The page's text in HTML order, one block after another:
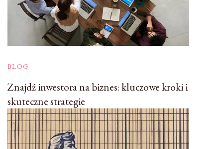
BLOG
Znajdź inwestora na biznes: kluczowe kroki i
skuteczne strategie